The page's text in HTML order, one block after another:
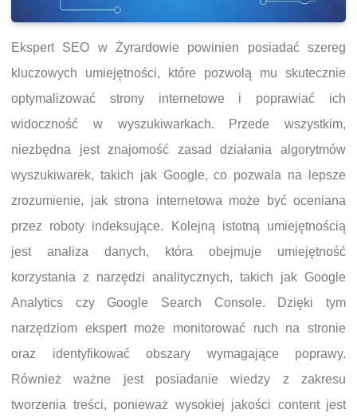
Ekspert SEO w Żyrardowie powinien posiadać szereg
kluczowych umiejętności, które pozwolą mu skutecznie
optymalizować strony internetowe i poprawiać ich
widoczność w wyszukiwarkach. Przede wszystkim,
niezbędna jest znajomość zasad działania algorytmów
wyszukiwarek, takich jak Google, co pozwala na lepsze
zrozumienie, jak strona internetowa może być oceniana
przez roboty indeksujące. Kolejną istotną umiejętnością
jest analiza danych, która obejmuje umiejętność
korzystania z narzędzi analitycznych, takich jak Google
Analytics czy Google Search Console. Dzięki tym
narzędziom ekspert może monitorować ruch na stronie
oraz identyfikować obszary wymagające poprawy.
Również ważne jest posiadanie wiedzy z zakresu
tworzenia treści, ponieważ wysokiej jakości content jest